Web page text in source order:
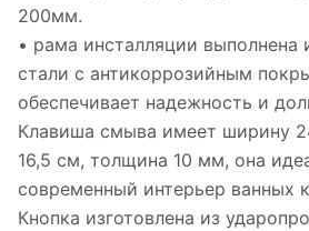
200мм.
• рама инсталляции выполнена
стали с антикоррозийным
обеспечивает надежность и
Клавиша смыва имеет ширину
16,5 см, толщина 10 мм, она
современный интерьер ванных
Кнопка изготовлена из